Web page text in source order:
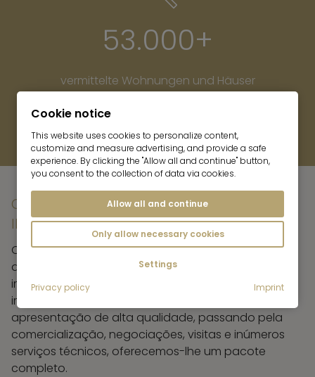
53.000+
vermittelte Wohnungen und Häuser
Über 53.000 vermittelte
O NOSSO PORTFÓLIO DE SERVIÇOS
IMOBILIÁRIOS NO LAGO TEGERNSEE
Os agentes imobiliários da Mr. Lodge no Tegernsee
acompanham-no muito para além da mediação
imobiliária clássica. Desde o aconselhamento
imobiliário gratuito até à elaboração de fichas de
apresentação de alta qualidade, passando pela
comercialização, negociações, visitas e inúmeros
serviços técnicos, oferecemos-lhe um pacote
completo.
Cookie notice
This website uses cookies to personalize content,
customize and measure advertising, and provide a safe
experience. By clicking the "Allow all and continue" button,
you consent to the collection of data via cookies.
Allow all and continue
Only allow necessary cookies
Settings
Privacy policy
Imprint